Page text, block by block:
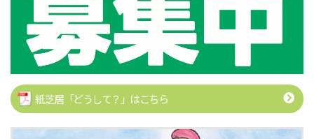
紙芝居「どうして？」はこちら